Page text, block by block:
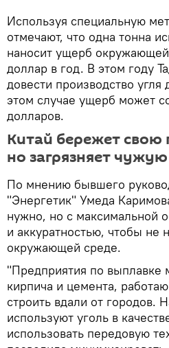
Используя специальную
отмечают, что одна тонна
наносит ущерб
доллар в год. В этом году
довести производство
этом случае ущерб может
долларов.
Китай бережет свою
но загрязняет чужую
По мнению бывшего
"Энергетик" Умеда
нужно, но с максимальной
и аккуратностью, чтобы не
окружающей среде.
"Предприятия по выплавке
кирпича и цемента,
строить вдали от городов.
используют уголь в
использовать передовую